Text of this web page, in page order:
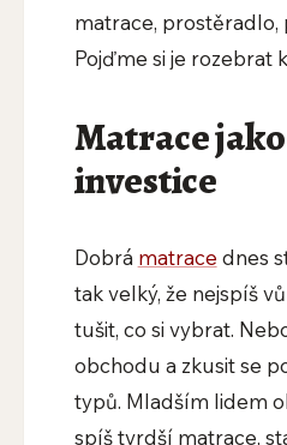
matrace, prostěradlo,
Pojďme si je rozebrat
Matrace
investice
Dobrá matrace dnes
tak velký, že nejspíš
tušit, co si vybrat.
obchodu a zkusit se
typů. Mladším lidem
spíš tvrdší matrace,